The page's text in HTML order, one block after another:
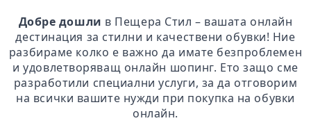
Добре дошли в Пещера Стил – вашата онлайн
дестинация за стилни и качествени обувки! Ние
разбираме колко е важно да имате безпроблемен
и удовлетворяващ онлайн шопинг. Ето защо сме
разработили специални услуги, за да отговорим
на всички вашите нужди при покупка на обувки
онлайн.